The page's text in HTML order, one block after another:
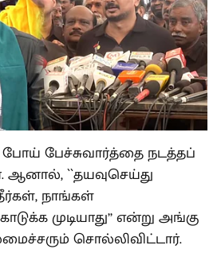
பேச்சுவார்த்தை நடத்தப்
ஆனால், ``தயவுசெய்து
நாங்கள்
முடியாது’’ என்று அங்கு
சொல்லிவிட்டார்.